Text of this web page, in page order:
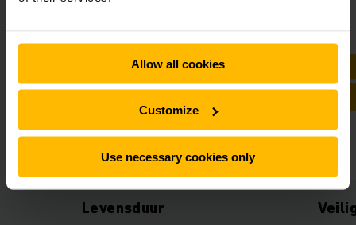
Allow all cookies
Customize
Use necessary cookies only
Levensduur